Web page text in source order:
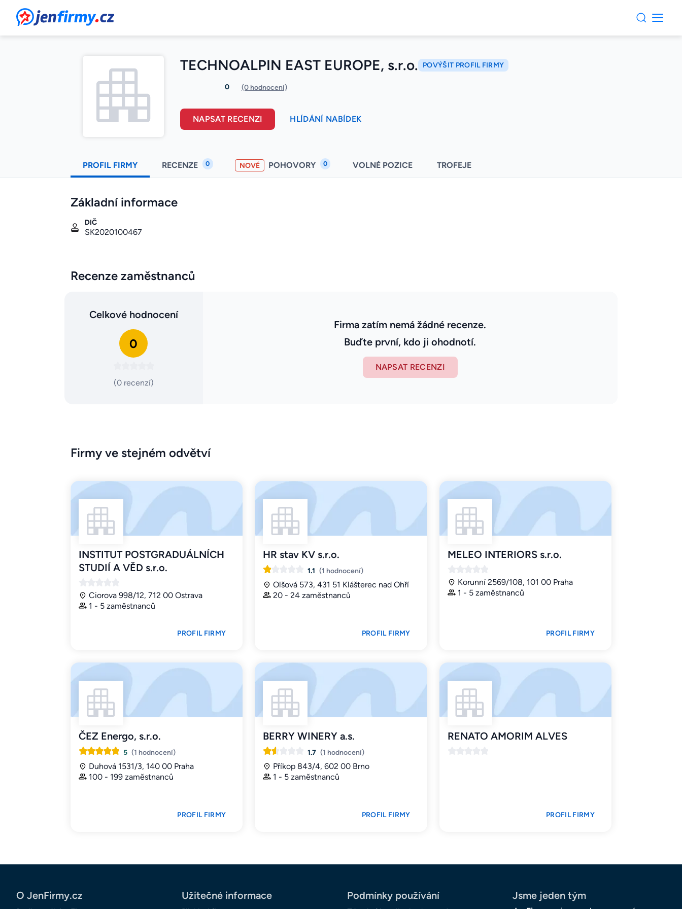
JenFirmy.cz
TECHNOALPIN EAST EUROPE, s.r.o. POVÝŠIT PROFIL FIRMY
0 (0 hodnocení)
NAPSAT RECENZI HLÍDÁNÍ NABÍDEK
PROFIL FIRMY RECENZE 0 NOVÉ POHOVORY 0 VOLNÉ POZICE TROFEJE
Základní informace
DIČ
SK2020100467
Recenze zaměstnanců
Celkové hodnocení
0
(0 recenzí)
Firma zatím nemá žádné recenze.
Buďte první, kdo ji ohodnotí.
NAPSAT RECENZI
Firmy ve stejném odvětví
INSTITUT POSTGRADUÁLNÍCH
STUDIÍ A VĚD s.r.o.
Ciorova 998/12, 712 00 Ostrava
1 - 5 zaměstnanců
PROFIL FIRMY
HR stav KV s.r.o.
1.1 (1 hodnocení)
Olšová 573, 431 51 Klášterec nad Ohří
20 - 24 zaměstnanců
PROFIL FIRMY
MELEO INTERIORS s.r.o.
Korunní 2569/108, 101 00 Praha
1 - 5 zaměstnanců
PROFIL FIRMY
ČEZ Energo, s.r.o.
5 (1 hodnocení)
Duhová 1531/3, 140 00 Praha
100 - 199 zaměstnanců
PROFIL FIRMY
BERRY WINERY a.s.
1.7 (1 hodnocení)
Příkop 843/4, 602 00 Brno
1 - 5 zaměstnanců
PROFIL FIRMY
RENATO AMORIM ALVES
PROFIL FIRMY
O JenFirmy.cz Užitečné informace Podmínky používání Jsme jeden tým